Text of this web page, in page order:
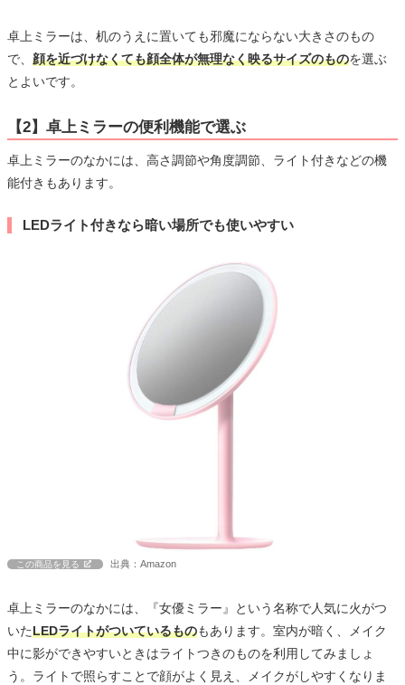
卓上ミラーは、机のうえに置いても邪魔にならない大きさのもの
で、 顔を近づけなくても顔全体が無理なく映るサイズのものを選ぶ
とよいです。
【2】卓上ミラーの便利機能で選ぶ
卓上ミラーのなかには、高さ調節や角度調節、ライト付きなどの機
能付きもあります。
LEDライト付きなら暗い場所でも使いやすい
この商品を見る 出典：Amazon
卓上ミラーのなかには、『女優ミラー』という名称で人気に火がつ
いたLEDライトがついているものもあります。室内が暗く、メイク
中に影ができやすいときはライトつきのものを利用してみましょ
う。ライトで照らすことで顔がよく見え、メイクがしやすくなりま